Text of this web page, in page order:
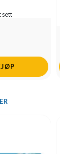
sett